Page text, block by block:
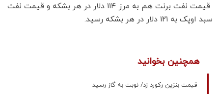
قیمت نفت برنت هم به مرز ۱۱۴ دلار در هر بشکه و قیمت نفت
سبد اوپک به ۱۲۱ دلار در هر بشکه رسید.
همچنین بخوانید
قیمت بنزین رکورد زد/ نوبت به گاز رسید